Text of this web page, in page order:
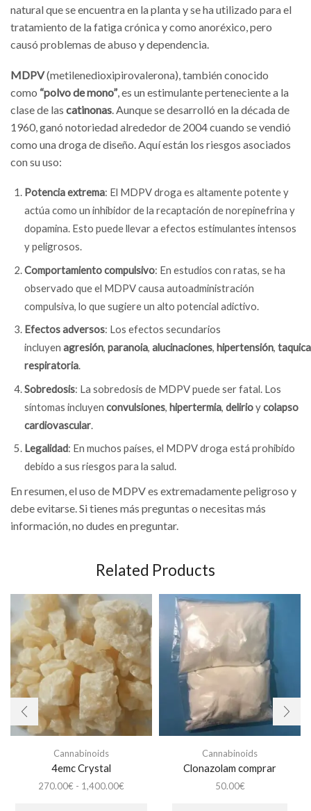
natural que se encuentra en la planta y se ha utilizado para el
tratamiento de la fatiga crónica y como anoréxico, pero
causó problemas de abuso y dependencia.
MDPV(metilenedioxipirovalerona), también conocido
como “polvo de mono” , es un estimulante perteneciente a la
clase de las catinonas . Aunque se desarrolló en la década de
1960, ganó notoriedad alrededor de 2004 cuando se vendió
como una droga de diseño. Aquí están los riesgos asociados
con su uso:
Potencia extrema: El MDPV droga es altamente potente y
actúa como un inhibidor de la recaptación de norepinefrina y
dopamina. Esto puede llevar a efectos estimulantes intensos
y peligrosos.
Comportamiento compulsivo: En estudios con ratas, se ha
observado que el MDPV causa autoadministración
compulsiva, lo que sugiere un alto potencial adictivo.
Efectos adversos: Los efectos secundarios
incluyen agresión, paranoia, alucinaciones, hipertensión,
respiratoria.
Sobredosis: La sobredosis de MDPV puede ser fatal. Los
síntomas incluyen convulsiones hipertermia delirioycolapso
cardiovascular
Legalidad: En muchos países, el MDPV droga está prohibido
debido a sus riesgos para la salud.
En resumen, el uso de MDPV es extremadamente peligroso y
debe evitarse. Si tienes más preguntas o necesitas más
información, no dudes en preguntar.
Related Products
Cannabinoids
4emc Crystal
270.00€ - 1,400.00€
Cannabinoids
Clonazolam comprar
50.00€